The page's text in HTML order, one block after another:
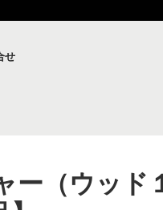
せ
ー（ウッド